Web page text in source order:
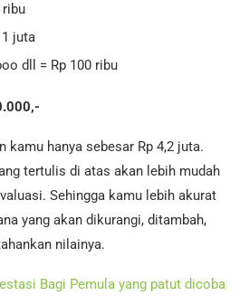
juta
dll = Rp 100 ribu
kamu hanya sebesar Rp 4,2 juta.
tertulis di atas akan lebih mudah
Sehingga kamu lebih akurat
yang akan dikurangi, ditambah,
nilainya.
Bagi Pemula yang patut dicoba